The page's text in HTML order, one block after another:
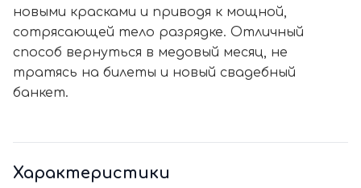
новыми красками и приводя к мощной,
сотрясающей тело разрядке. Отличный
способ вернуться в медовый месяц, не
тратясь на билеты и новый свадебный
банкет.
Характеристики